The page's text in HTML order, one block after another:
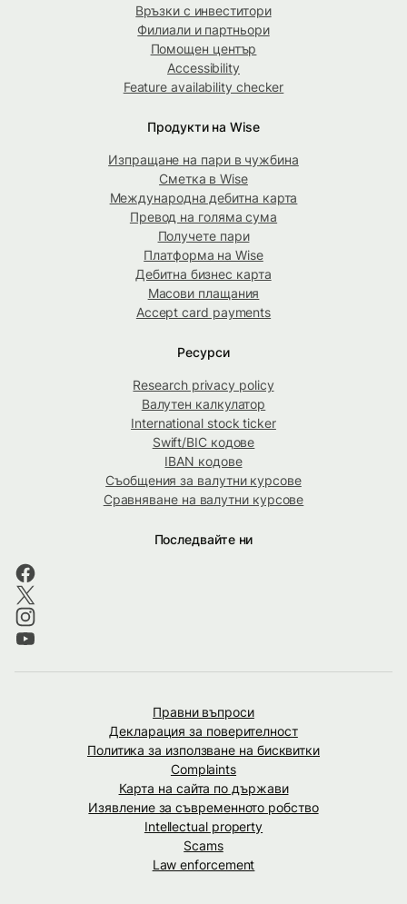
Връзки с инвеститори
Филиали и партньори
Помощен център
Accessibility
Feature availability checker
Продукти на Wise
Изпращане на пари в чужбина
Сметка в Wise
Международна дебитна карта
Превод на голяма сума
Получете пари
Платформа на Wise
Дебитна бизнес карта
Масови плащания
Accept card payments
Ресурси
Research privacy policy
Валутен калкулатор
International stock ticker
Swift/BIC кодове
IBAN кодове
Съобщения за валутни курсове
Сравняване на валутни курсове
Последвайте ни
Правни въпроси
Декларация за поверителност
Политика за използване на бисквитки
Complaints
Карта на сайта по държави
Изявление за съвременното робство
Intellectual property
Scams
Law enforcement